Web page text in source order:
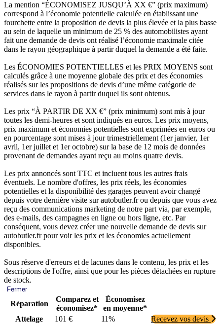
La mention “ÉCONOMISEZ JUSQU’À XX €” (prix maximum)
correspond à l’économie potentielle calculée en établissant une
fourchette entre la proposition de devis la plus élevée et la plus basse
au sein de laquelle un minimum de 25 % des automobilistes ayant
fait une demande de devis ont réalisé l’économie maximale citée
dans le rayon géographique à partir duquel la demande a été faite.
Les ÉCONOMIES POTENTIELLES et les PRIX MOYENS sont
calculés grâce à une moyenne globale des prix et des économies
réalisés sur les propositions de devis d’une même catégorie de
services dans le rayon à partir duquel ils sont obtenus.
Les prix “À PARTIR DE XX €” (prix minimum) sont mis à jour
toutes les demi-heures et sont indiqués en euros. Les prix moyens,
prix maximum et économies potentielles sont exprimées en euros ou
en pourcentage sont mises à jour trimestriellement (1er janvier, 1er
avril, 1er juillet et 1er octobre) sur la base de 12 mois de données
provenant de demandes ayant reçu au moins quatre devis.
Les prix annoncés sont TTC et incluent tous les autres frais
éventuels. Le nombre d'offres, les prix réels, les économies
potentielles et la disponibilité des garages peuvent avoir changé
depuis votre dernière visite sur autobutler.fr ou depuis que vous avez
reçu des communications marketing de notre part via, par exemple,
des e-mails, des campagnes en ligne ou hors ligne, etc. Par
conséquent, vous devez créer une nouvelle demande de devis sur
autobutler.fr pour voir les prix et les économies actuellement
disponibles.
Sous réserve d'erreurs et de lacunes dans le contenu, les prix et les
descriptions de l'offre, ainsi que pour les pièces détachées en rupture
de stock.
Fermer
Réparation
Comparez et
économisez*
Économisez
en moyenne*
Attelage
101 € 11%
Recevez vos devis